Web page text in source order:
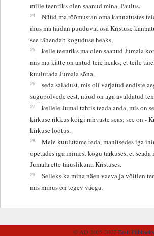
mille teenriks olen saanud mina, Paulus.
24
Nüüd ma rõõmustan oma kannatustes
ihus ma täidan puuduvat osa Kristuse
see tähendab koguduse heaks,
25
kelle teenriks ma olen saanud Jumala
mis mu kätte on antud teie heaks, et teile
kuulutada Jumala sõna,
26
seda saladust, mis oli varjatud endiste
sugupõlvede eest, nüüd on aga avaldatud
27
kellele Jumal tahtis teada anda, mis on
kirkuse rikkus kõigi rahvaste seas; see on -
kirkuse lootus.
28
Meie kuulutame teda, manitsedes iga
õpetades iga inimest kogu tarkuses, et
Jumala ette täiuslikuna Kristuses.
29
Selleks ka mina näen vaeva ja võitlen
mis minus on tegev väega.
© AD 2005-2022Eesti Piibliselts